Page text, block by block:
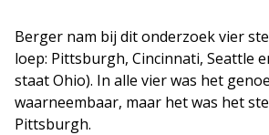
Berger nam bij dit onderzoek vier
loep: Pittsburgh, Cincinnati, Seattle
staat Ohio). In alle vier was het
waarneembaar, maar het was het
Pittsburgh.